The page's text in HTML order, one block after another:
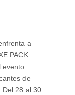
a
PACK
evento
de
Del 28 al 30